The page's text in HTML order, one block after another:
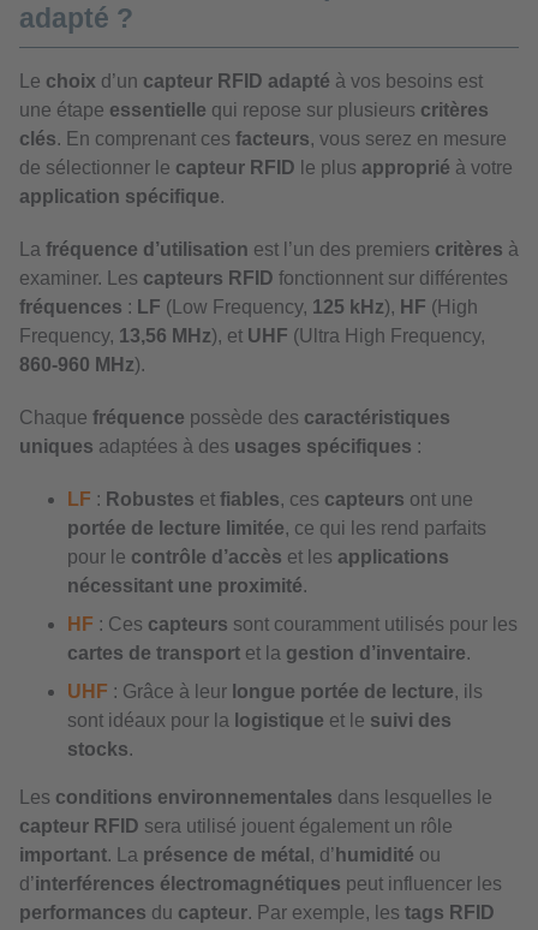
adapté ?
Le choix d’un capteur RFID adapté à vos besoins est
une étape essentielle qui repose sur plusieurs critères
clés. En comprenant ces facteurs, vous serez en mesure
de sélectionner le capteur RFID le plus approprié à votre
application spécifique.
La fréquence d’utilisation est l’un des premiers critères à
examiner. Les capteurs RFID fonctionnent sur différentes
fréquences : LF (Low Frequency, 125 kHz), HF (High
Frequency, 13,56 MHz), et UHF (Ultra High Frequency,
860-960 MHz).
Chaque fréquence possède des caractéristiques
uniques adaptées à des usages spécifiques :
LF : Robustes et fiables, ces capteurs ont une
portée de lecture limitée, ce qui les rend parfaits
pour le contrôle d’accès et les applications
nécessitant une proximité.
HF : Ces capteurs sont couramment utilisés pour les
cartes de transport et la gestion d’inventaire.
UHF : Grâce à leur longue portée de lecture, ils
sont idéaux pour la logistique et le suivi des
stocks.
Les conditions environnementales dans lesquelles le
capteur RFID sera utilisé jouent également un rôle
important. La présence de métal , d’ humidité ou
d’interférences électromagnétiques peut influencer les
performances du capteur. Par exemple, les tags RFID